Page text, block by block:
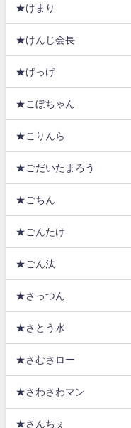
★けまり
★けんじ会長
★げっげ
★こぼちゃん
★こりんら
★ごだいたまろう
★ごちん
★ごんたけ
★ごん汰
★さっつん
★さとう水
★さむさロー
★さわさわマン
★さんちぇ